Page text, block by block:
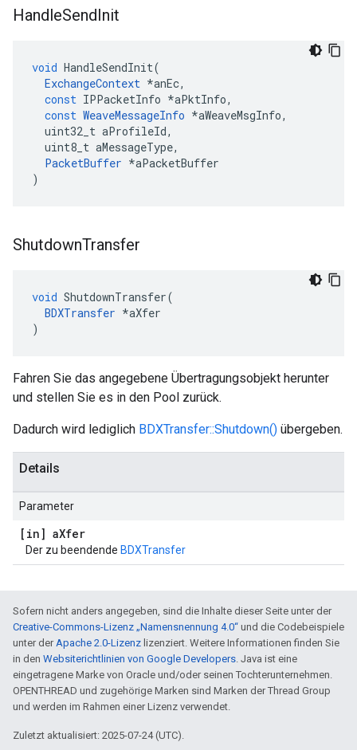
HandleSendInit
void HandleSendInit(
ExchangeContext *anEc,
const IPPacketInfo *aPktInfo,
const WeaveMessageInfo *aWeaveMsgInfo,
uint32_t aProfileId,
uint8_t aMessageType,
PacketBuffer *aPacketBuffer
)
ShutdownTransfer
void ShutdownTransfer(
BDXTransfer *aXfer
)
Fahren Sie das angegebene Übertragungsobjekt herunter
und stellen Sie es in den Pool zurück.
Dadurch wird lediglich BDXTransfer::Shutdown() übergeben.
Details
Parameter
[in] aXfer
Der zu beendende BDXTransfer
Sofern nicht anders angegeben, sind die Inhalte dieser Seite unter der
Creative-Commons-Lizenz „Namensnennung 4.0“ und die Codebeispiele
unter derApache 2.0-Lizenz lizenziert. Weitere Informationen finden Sie
in den Websiterichtlinien von Google Developers. Java ist eine
eingetragene Marke von Oracle und/oder seinen Tochterunternehmen.
OPENTHREAD und zugehörige Marken sind Marken der Thread Group
und werden im Rahmen einer Lizenz verwendet.
Zuletzt aktualisiert: 2025-07-24 (UTC).